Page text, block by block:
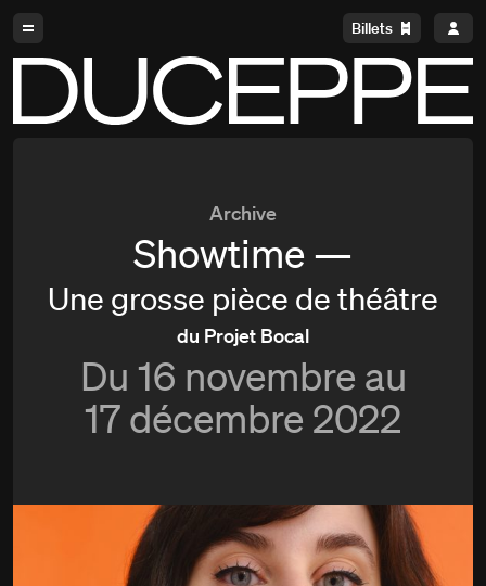
Billets
Archive
Showtime —
Une grosse pièce de théâtre
du Projet Bocal
Du 16 novembre au
17 décembre 2022